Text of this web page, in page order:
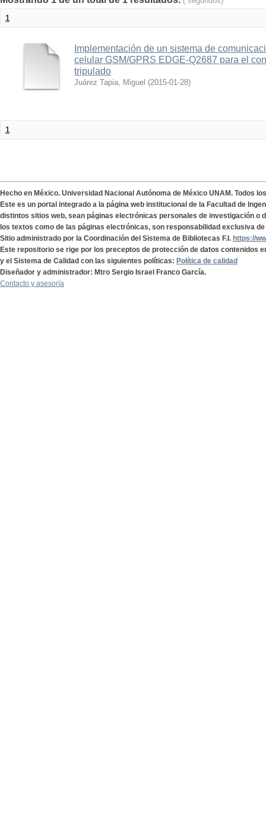
1
Implementación de un sistema de
celular GSM/GPRS EDGE-Q2687 para el
tripulado
Juárez Tapia, Miguel (2015-01-28)
1
Hecho en México. Universidad Nacional Autónoma de México UNAM. Todos
Este es un portal integrado a la página web institucional de la Facultad de
distintos sitios web, sean páginas electrónicas personales de investigación o
los textos como de las páginas electrónicas, son responsabilidad exclusiva
Sitio administrado por la Coordinación del Sistema de Bibliotecas F.I. https://
Este repositorio se rige por los preceptos de protección de datos contenidos
y el Sistema de Calidad con las siguientes políticas: Política de calidad
Diseñador y administrador: Mtro Sergio Israel Franco García.
Contacto y asesoría